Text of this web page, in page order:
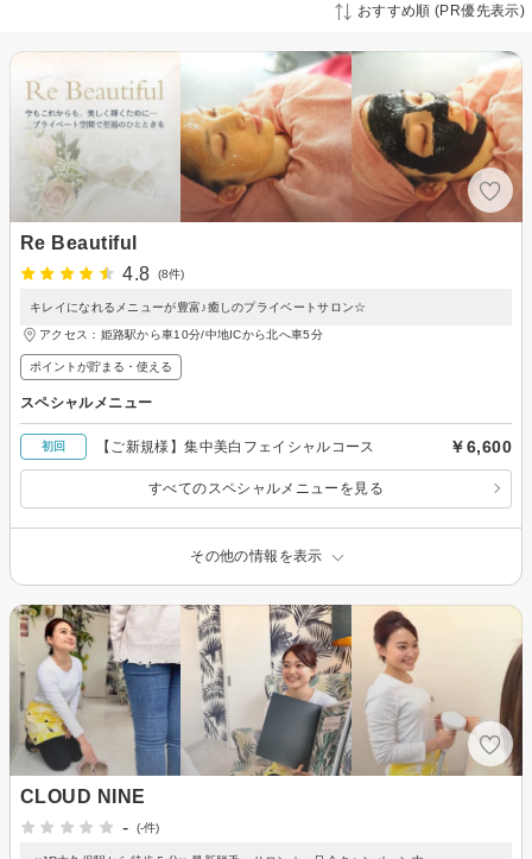
おすすめ順 (PR優先表示)
Re Beautiful
4.8
(8件)
キレイになれるメニューが豊富♪癒しのプライベートサロン☆
アクセス：姫路駅から車10分/中地ICから北へ車5分
ポイントが貯まる・使える
スペシャルメニュー
初回 【ご新規様】集中美白フェイシャルコース ￥6,600
すべてのスペシャルメニューを見る
その他の情報を表示
CLOUD NINE
-
(-件)